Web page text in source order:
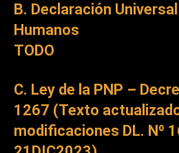
B. Declaración
Humanos
TODO
C. Ley de la PNP –
1267 (Texto
modificaciones DL. Nº